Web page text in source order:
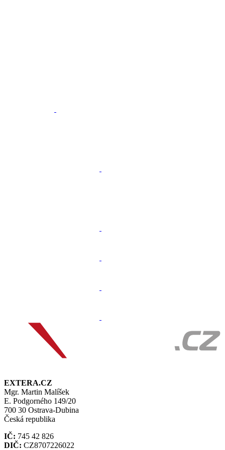
EXTERA.CZ
Mgr. Martin Malíšek
E. Podgorného 149/20
700 30 Ostrava-Dubina
Česká republika
IČ: 745 42 826
DIČ: CZ8707226022